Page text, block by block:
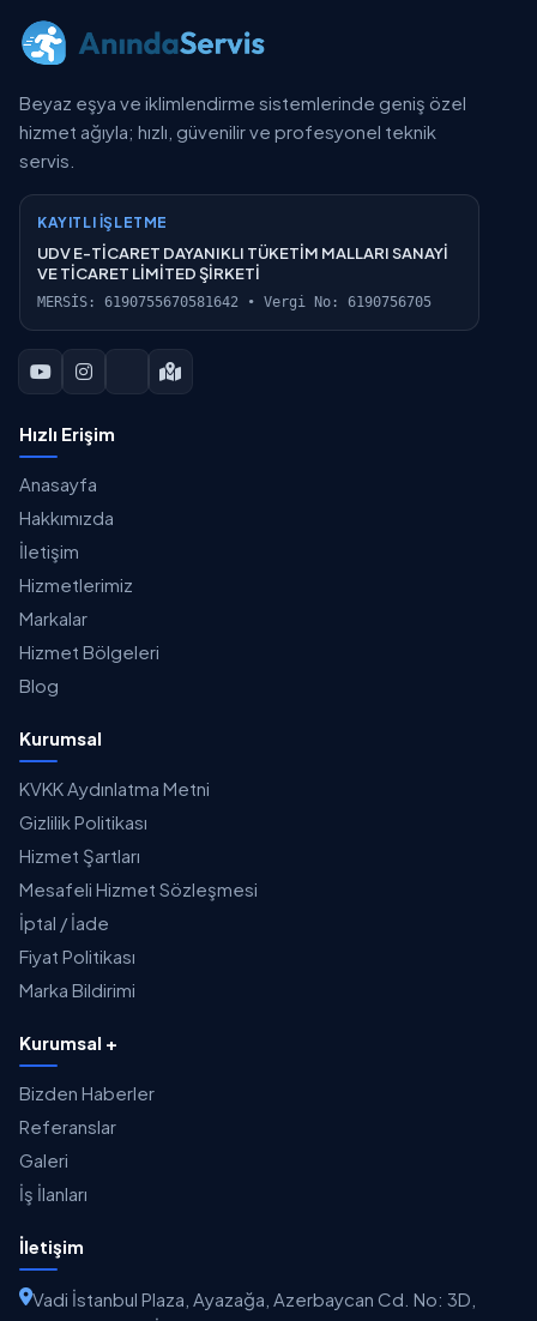
Beyaz eşya ve iklimlendirme sistemlerinde geniş özel
hizmet ağıyla; hızlı, güvenilir ve profesyonel teknik
servis.
KAYITLI İŞLETME
UDV E-TİCARET DAYANIKLI TÜKETİM MALLARI SANAYİ
VE TİCARET LİMİTED ŞİRKETİ
MERSİS: 6190755670581642 • Vergi No: 6190756705
Hızlı Erişim
Anasayfa
Hakkımızda
İletişim
Hizmetlerimiz
Markalar
Hizmet Bölgeleri
Blog
Kurumsal
KVKK Aydınlatma Metni
Gizlilik Politikası
Hizmet Şartları
Mesafeli Hizmet Sözleşmesi
İptal / İade
Fiyat Politikası
Marka Bildirimi
Kurumsal +
Bizden Haberler
Referanslar
Galeri
İş İlanları
İletişim
Vadi İstanbul Plaza, Ayazağa, Azerbaycan Cd. No: 3D,